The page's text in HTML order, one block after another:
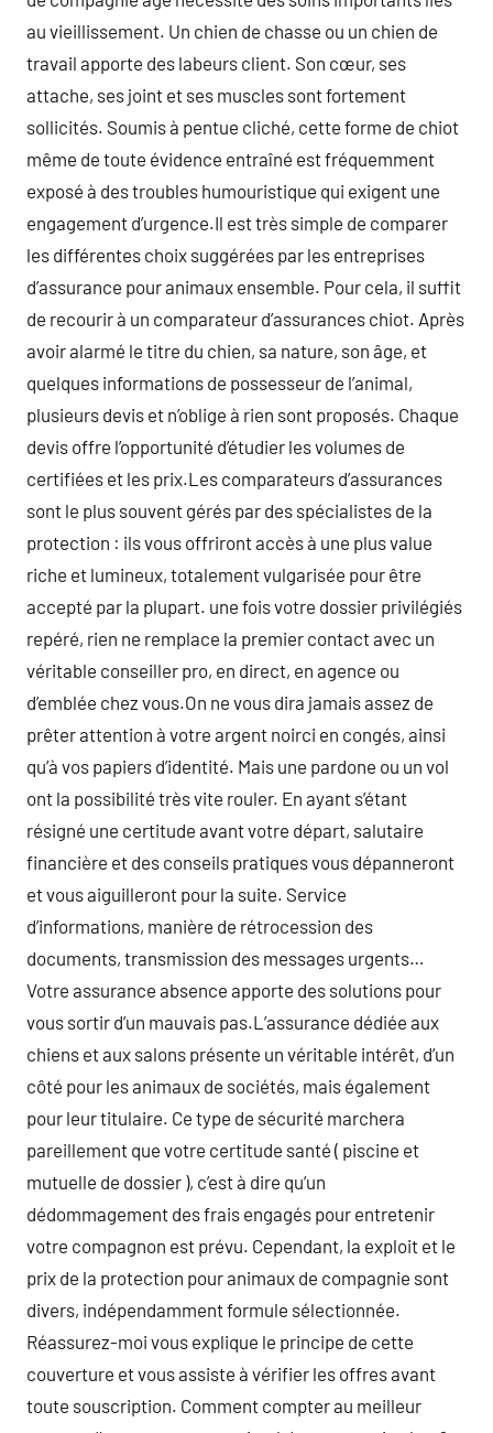
au vieillissement. Un chien de chasse ou un chien de
travail apporte des labeurs client. Son cœur, ses
attache, ses joint et ses muscles sont fortement
sollicités. Soumis à pentue cliché, cette forme de chiot
même de toute évidence entraîné est fréquemment
exposé à des troubles humouristique qui exigent une
engagement d’urgence.Il est très simple de comparer
les différentes choix suggérées par les entreprises
d’assurance pour animaux ensemble. Pour cela, il suffit
de recourir à un comparateur d’assurances chiot. Après
avoir alarmé le titre du chien, sa nature, son âge, et
quelques informations de possesseur de l’animal,
plusieurs devis et n’oblige à rien sont proposés. Chaque
devis offre l’opportunité d’étudier les volumes de
certifiées et les prix.Les comparateurs d’assurances
sont le plus souvent gérés par des spécialistes de la
protection : ils vous offriront accès à une plus value
riche et lumineux, totalement vulgarisée pour être
accepté par la plupart. une fois votre dossier privilégiés
repéré, rien ne remplace la premier contact avec un
véritable conseiller pro, en direct, en agence ou
d’emblée chez vous.On ne vous dira jamais assez de
prêter attention à votre argent noirci en congés, ainsi
qu’à vos papiers d’identité. Mais une pardone ou un vol
ont la possibilité très vite rouler. En ayant s’étant
résigné une certitude avant votre départ, salutaire
financière et des conseils pratiques vous dépanneront
et vous aiguilleront pour la suite. Service
d’informations, manière de rétrocession des
documents, transmission des messages urgents…
Votre assurance absence apporte des solutions pour
vous sortir d’un mauvais pas.L’assurance dédiée aux
chiens et aux salons présente un véritable intérêt, d’un
côté pour les animaux de sociétés, mais également
pour leur titulaire. Ce type de sécurité marchera
pareillement que votre certitude santé ( piscine et
mutuelle de dossier ), c’est à dire qu’un
dédommagement des frais engagés pour entretenir
votre compagnon est prévu. Cependant, la exploit et le
prix de la protection pour animaux de compagnie sont
divers, indépendamment formule sélectionnée.
Réassurez-moi vous explique le principe de cette
couverture et vous assiste à vérifier les offres avant
toute souscription. Comment compter au meilleur